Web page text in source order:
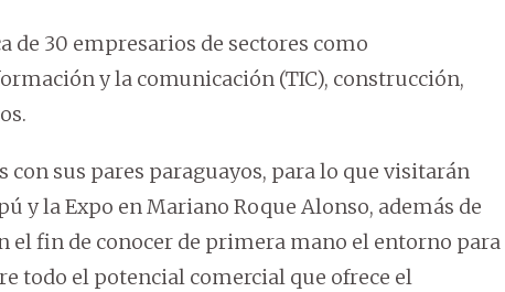
de 30 empresarios de sectores como
y la comunicación (TIC), construcción,
con sus pares paraguayos, para lo que visitarán
y la Expo en Mariano Roque Alonso, además de
el fin de conocer de primera mano el entorno para
todo el potencial comercial que ofrece el